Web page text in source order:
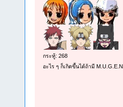
กระทู้: 268
อะไร ๆ ก็เกิดขึ้นได้ถ้ามี M.U.G.E.N